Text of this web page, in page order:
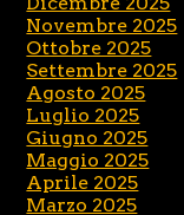
Novembre 2025
Ottobre 2025
Settembre 2025
Agosto 2025
Luglio 2025
Giugno 2025
Maggio 2025
Aprile 2025
Marzo 2025